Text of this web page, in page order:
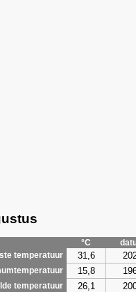
°C
temperatuur
31,6
15,8
temperatuur 26,1